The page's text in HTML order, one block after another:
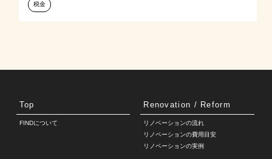
税金
Top
FINDについて
Renovation / Reform
リノベーションの流れ
リノベーションの費用目安
リノベーションの実例